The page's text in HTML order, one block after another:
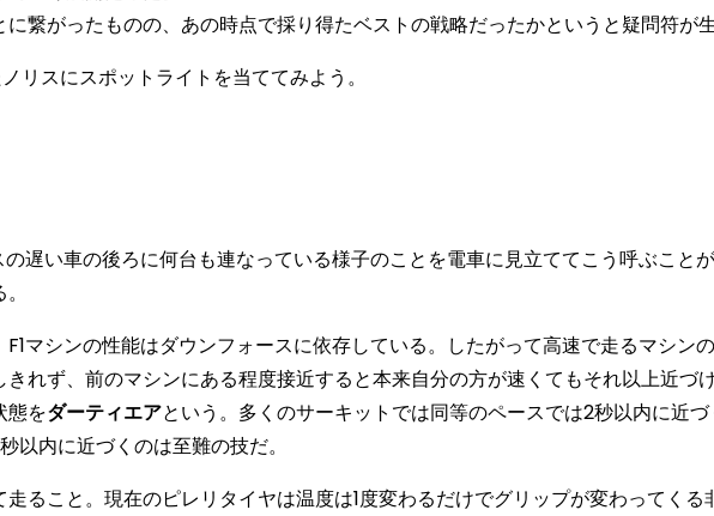
繋がったものの、あの時点で採り得たベストの戦略だったかというと疑問符が生
リスにスポットライトを当ててみよう。
の遅い車の後ろに何台も連なっている様子のことを電車に見立ててこう呼ぶこと
F1マシンの性能はダウンフォースに依存している。したがって高速で走るマシン
れず、前のマシンにある程度接近すると本来自分の方が速くてもそれ以上近づけ
態をダーティエアという。多くのサーキットでは同等のペースでは2秒以内に近
以内に近づくのは至難の技だ。
走ること。現在のピレリタイヤは温度は1度変わるだけでグリップが変わってくる